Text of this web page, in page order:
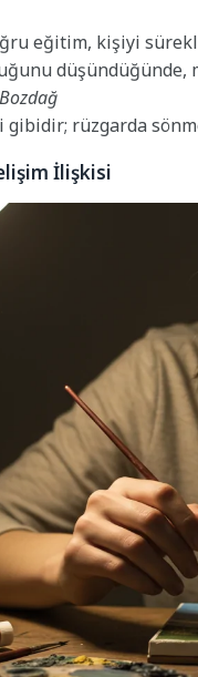
eğitim, kişiyi
düşündüğünde,
gibidir; rüzgarda
İlişkisi